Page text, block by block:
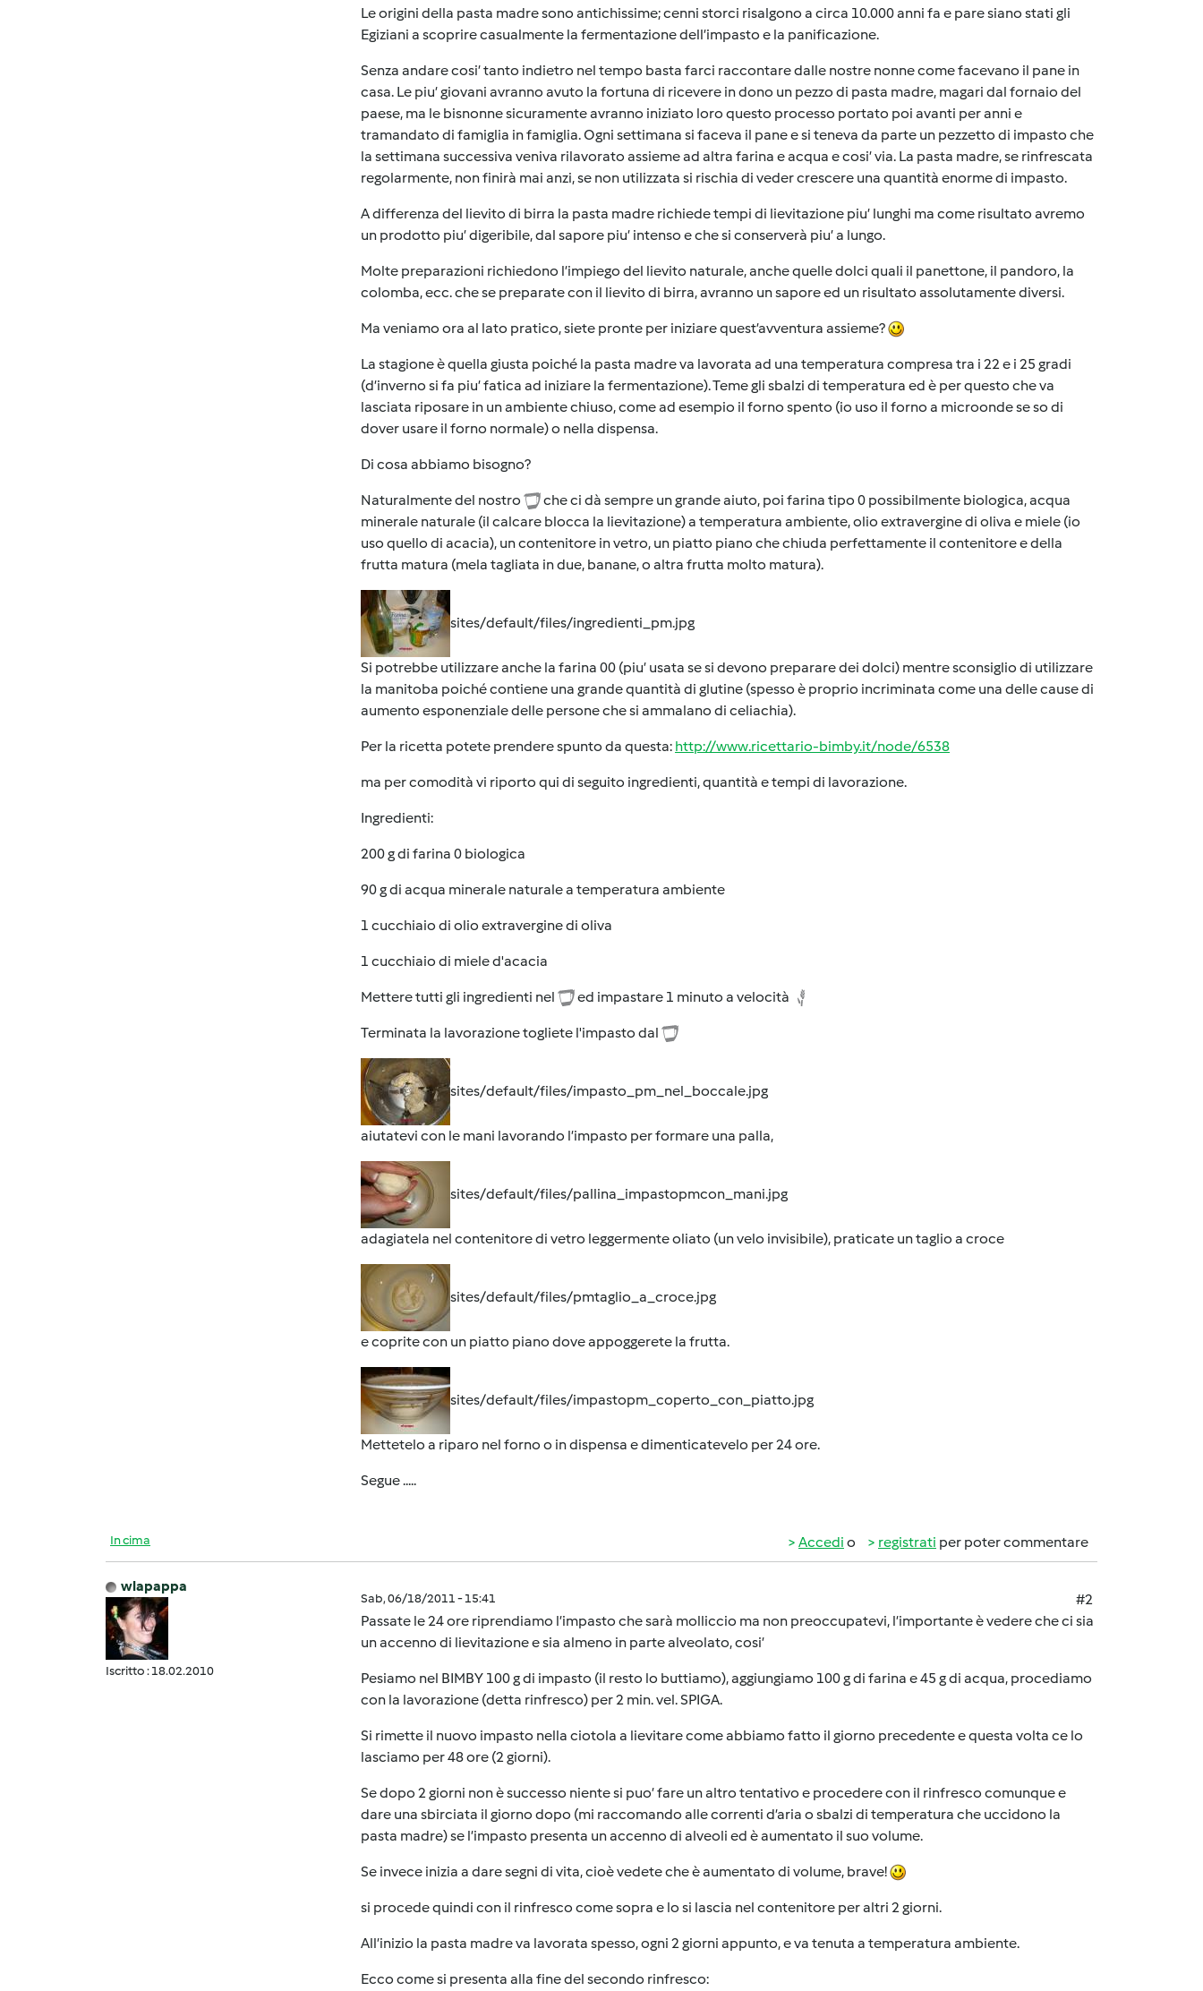
Le origini della pasta madre sono antichissime; cenni storci risalgono a circa 10.000 anni fa e pare siano stati gli
Egiziani a scoprire casualmente la fermentazione dell’impasto e la panificazione.
Senza andare cosi’ tanto indietro nel tempo basta farci raccontare dalle nostre nonne come facevano il pane in
casa. Le piu’ giovani avranno avuto la fortuna di ricevere in dono un pezzo di pasta madre, magari dal fornaio del
paese, ma le bisnonne sicuramente avranno iniziato loro questo processo portato poi avanti per anni e
tramandato di famiglia in famiglia. Ogni settimana si faceva il pane e si teneva da parte un pezzetto di impasto che
la settimana successiva veniva rilavorato assieme ad altra farina e acqua e cosi’ via. La pasta madre, se rinfrescata
regolarmente, non finirà mai anzi, se non utilizzata si rischia di veder crescere una quantità enorme di impasto.
A differenza del lievito di birra la pasta madre richiede tempi di lievitazione piu’ lunghi ma come risultato avremo
un prodotto piu’ digeribile, dal sapore piu’ intenso e che si conserverà piu’ a lungo.
Molte preparazioni richiedono l’impiego del lievito naturale, anche quelle dolci quali il panettone, il pandoro, la
colomba, ecc. che se preparate con il lievito di birra, avranno un sapore ed un risultato assolutamente diversi.
Ma veniamo ora al lato pratico, siete pronte per iniziare quest’avventura assieme?
La stagione è quella giusta poiché la pasta madre va lavorata ad una temperatura compresa tra i 22 e i 25 gradi
(d’inverno si fa piu’ fatica ad iniziare la fermentazione). Teme gli sbalzi di temperatura ed è per questo che va
lasciata riposare in un ambiente chiuso, come ad esempio il forno spento (io uso il forno a microonde se so di
dover usare il forno normale) o nella dispensa.
Di cosa abbiamo bisogno?
Naturalmente del nostro
che ci dà sempre un grande aiuto, poi farina tipo 0 possibilmente biologica, acqua
minerale naturale (il calcare blocca la lievitazione) a temperatura ambiente, olio extravergine di oliva e miele (io
uso quello di acacia), un contenitore in vetro, un piatto piano che chiuda perfettamente il contenitore e della
frutta matura (mela tagliata in due, banane, o altra frutta molto matura).
sites/default/files/ingredienti_pm.jpg
Si potrebbe utilizzare anche la farina 00 (piu’ usata se si devono preparare dei dolci) mentre sconsiglio di utilizzare
la manitoba poiché contiene una grande quantità di glutine (spesso è proprio incriminata come una delle cause di
aumento esponenziale delle persone che si ammalano di celiachia).
Per la ricetta potete prendere spunto da questa: http://www.ricettario-bimby.it/node/6538
ma per comodità vi riporto qui di seguito ingredienti, quantità e tempi di lavorazione.
Ingredienti:
200 g di farina 0 biologica
90 g di acqua minerale naturale a temperatura ambiente
1 cucchiaio di olio extravergine di oliva
1 cucchiaio di miele d'acacia
Mettere tutti gli ingredienti nel ed impastare 1 minuto a velocità
Terminata la lavorazione togliete l'impasto dal
sites/default/files/impasto_pm_nel_boccale.jpg
aiutatevi con le mani lavorando l’impasto per formare una palla,
sites/default/files/pallina_impastopmcon_mani.jpg
adagiatela nel contenitore di vetro leggermente oliato (un velo invisibile), praticate un taglio a croce
sites/default/files/pmtaglio_a_croce.jpg
e coprite con un piatto piano dove appoggerete la frutta.
sites/default/files/impastopm_coperto_con_piatto.jpg
Mettetelo a riparo nel forno o in dispensa e dimenticatevelo per 24 ore.
Segue .....
In cima Accedi o registrati per poter commentare
wlapappa
Iscritto : 18.02.2010
Sab, 06/18/2011 - 15:41
#2
Passate le 24 ore riprendiamo l’impasto che sarà molliccio ma non preoccupatevi, l’importante è vedere che ci sia
un accenno di lievitazione e sia almeno in parte alveolato, cosi’
Pesiamo nel BIMBY 100 g di impasto (il resto lo buttiamo), aggiungiamo 100 g di farina e 45 g di acqua, procediamo
con la lavorazione (detta rinfresco) per 2 min. vel. SPIGA.
Si rimette il nuovo impasto nella ciotola a lievitare come abbiamo fatto il giorno precedente e questa volta ce lo
lasciamo per 48 ore (2 giorni).
Se dopo 2 giorni non è successo niente si puo’ fare un altro tentativo e procedere con il rinfresco comunque e
dare una sbirciata il giorno dopo (mi raccomando alle correnti d’aria o sbalzi di temperatura che uccidono la
pasta madre) se l’impasto presenta un accenno di alveoli ed è aumentato il suo volume.
Se invece inizia a dare segni di vita, cioè vedete che è aumentato di volume, brave!
si procede quindi con il rinfresco come sopra e lo si lascia nel contenitore per altri 2 giorni.
All’inizio la pasta madre va lavorata spesso, ogni 2 giorni appunto, e va tenuta a temperatura ambiente.
Ecco come si presenta alla fine del secondo rinfresco: